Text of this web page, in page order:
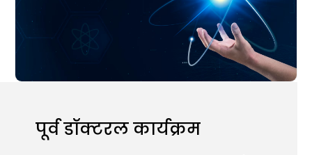
पूर्व डॉक्टरल कार्यक्रम